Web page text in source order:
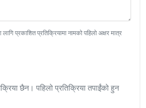
लागि प्रकाशित प्रतिक्रियामा नामको पहिलो अक्षर मात्र
छैन। पहिलो प्रतिक्रिया तपाईंको हुन